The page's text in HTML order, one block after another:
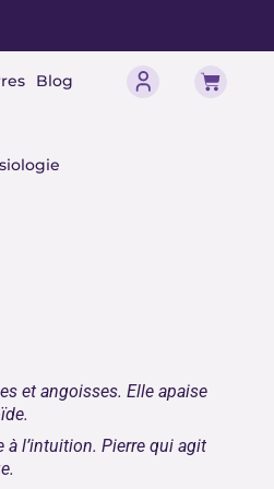
Blog Panier
et angoisses. Elle apaise
à l’intuition. Pierre qui agit
.